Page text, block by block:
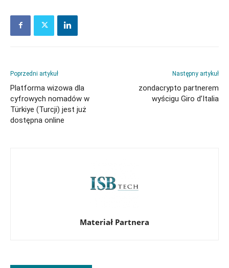
Poprzedni artykuł
Platforma wizowa dla
cyfrowych nomadów w
Türkiye (Turcji) jest już
dostępna online
Następny artykuł
zondacrypto partnerem
wyścigu Giro d’Italia
Materiał Partnera